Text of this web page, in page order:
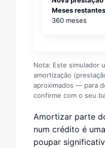
Meses
360 meses
Nota: Este simulador
amortização
aproximados — para
confirme com o seu
Amortizar parte
num crédito é
poupar